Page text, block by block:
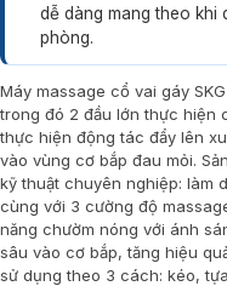
dễ dàng mang theo khi
phòng.
Máy massage cổ vai gáy
trong đó 2 đầu lớn thực hiện
thực hiện động tác đẩy lên
vào vùng cơ bắp đau mỏi.
kỹ thuật chuyên nghiệp: làm
cùng với 3 cường độ
năng chườm nóng với ánh
sâu vào cơ bắp, tăng hiệu
sử dụng theo 3 cách: kéo,